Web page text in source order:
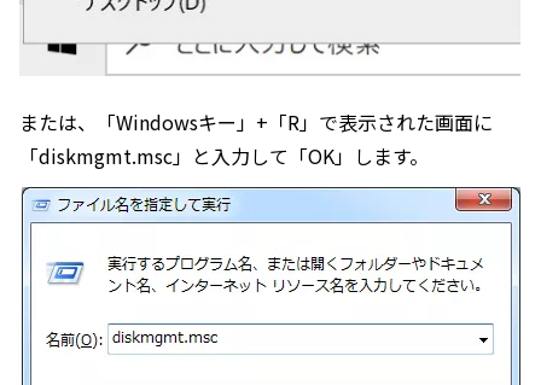
または、「Windowsキー」+「R」で表示された画面に
「diskmgmt.msc」と入力して「OK」します。